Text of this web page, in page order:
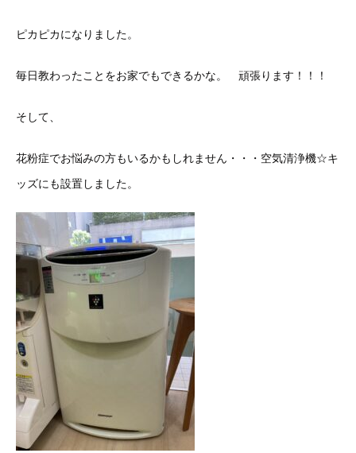
ピカピカになりました。
毎日教わったことをお家でもできるかな。 頑張ります！！！
そして、
花粉症でお悩みの方もいるかもしれません・・・空気清浄機☆キ
ッズにも設置しました。